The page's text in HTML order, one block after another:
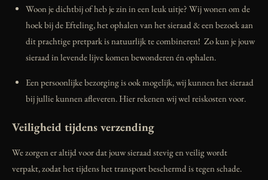
Woon je dichtbij of heb je zin in een leuk uitje? Wij wonen om de
hoek bij de Efteling, het ophalen van het sieraad & een bezoek aan
dit prachtige pretpark is natuurlijk te combineren! Zo kun je jouw
sieraad in levende lijve komen bewonderen én ophalen.
Een persoonlijke bezorging is ook mogelijk, wij kunnen het sieraad
bij jullie kunnen afleveren. Hier rekenen wij wel reiskosten voor.
Veiligheid tijdens verzending
We zorgen er altijd voor dat jouw sieraad stevig en veilig wordt
verpakt, zodat het tijdens het transport beschermd is tegen schade.